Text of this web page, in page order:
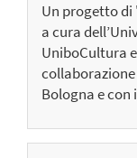
Un progetto di
a cura
UniboCultura
Bologna e